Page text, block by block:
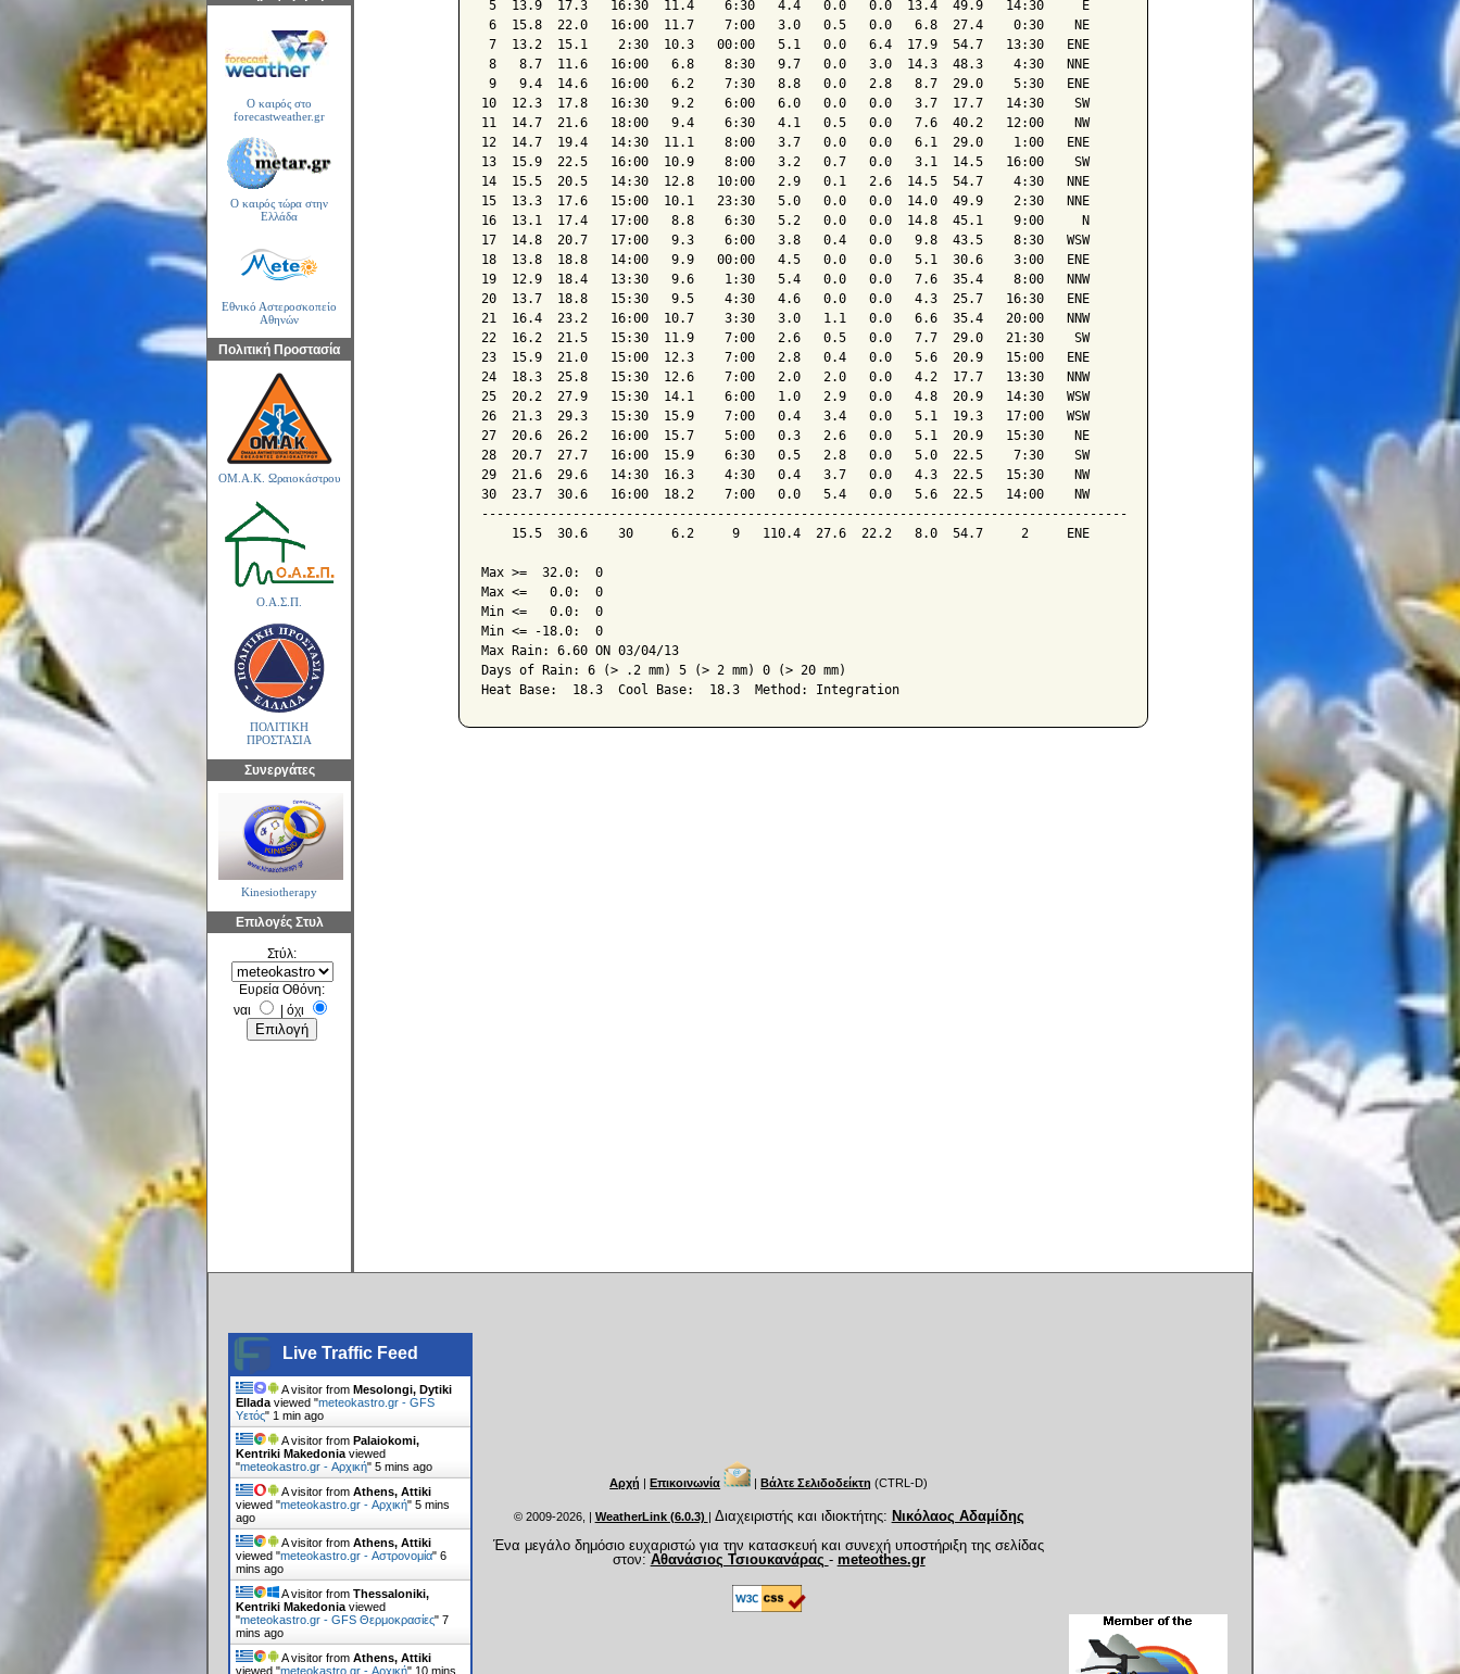
Ο καιρός στο
forecastweather.gr
Ο καιρός τώρα στην
Ελλάδα
Εθνικό Αστεροσκοπείο
Αθηνών
Πολιτική Προστασία
ΟΜ.Α.Κ. Ωραιοκάστρου
Ο.Α.Σ.Π.
ΠΟΛΙΤΙΚΗ
ΠΡΟΣΤΑΣΙΑ
Συνεργάτες
Kinesiotherapy
Επιλογές Στυλ
Στύλ:
Ευρεία Οθόνη:
ναι
όχι
5  13.9  17.3   16:30  11.4    6:30   4.4   0.0   0.0  13.4  49.9   14:30     E
6  15.8  22.0   16:00  11.7    7:00   3.0   0.5   0.0   6.8  27.4    0:30    NE
7  13.2  15.1    2:30  10.3   00:00   5.1   0.0   6.4  17.9  54.7   13:30   ENE
8   8.7  11.6   16:00   6.8    8:30   9.7   0.0   3.0  14.3  48.3    4:30   NNE
9   9.4  14.6   16:00   6.2    7:30   8.8   0.0   2.8   8.7  29.0    5:30   ENE
10  12.3  17.8   16:30   9.2    6:00   6.0   0.0   0.0   3.7  17.7   14:30    SW
11  14.7  21.6   18:00   9.4    6:30   4.1   0.5   0.0   7.6  40.2   12:00    NW
12  14.7  19.4   14:30  11.1    8:00   3.7   0.0   0.0   6.1  29.0    1:00   ENE
13  15.9  22.5   16:00  10.9    8:00   3.2   0.7   0.0   3.1  14.5   16:00    SW
14  15.5  20.5   14:30  12.8   10:00   2.9   0.1   2.6  14.5  54.7    4:30   NNE
15  13.3  17.6   15:00  10.1   23:30   5.0   0.0   0.0  14.0  49.9    2:30   NNE
16  13.1  17.4   17:00   8.8    6:30   5.2   0.0   0.0  14.8  45.1    9:00     N
17  14.8  20.7   17:00   9.3    6:00   3.8   0.4   0.0   9.8  43.5    8:30   WSW
18  13.8  18.8   14:00   9.9   00:00   4.5   0.0   0.0   5.1  30.6    3:00   ENE
19  12.9  18.4   13:30   9.6    1:30   5.4   0.0   0.0   7.6  35.4    8:00   NNW
20  13.7  18.8   15:30   9.5    4:30   4.6   0.0   0.0   4.3  25.7   16:30   ENE
21  16.4  23.2   16:00  10.7    3:30   3.0   1.1   0.0   6.6  35.4   20:00   NNW
22  16.2  21.5   15:30  11.9    7:00   2.6   0.5   0.0   7.7  29.0   21:30    SW
23  15.9  21.0   15:00  12.3    7:00   2.8   0.4   0.0   5.6  20.9   15:00   ENE
24  18.3  25.8   15:30  12.6    7:00   2.0   2.0   0.0   4.2  17.7   13:30   NNW
25  20.2  27.9   15:30  14.1    6:00   1.0   2.9   0.0   4.8  20.9   14:30   WSW
26  21.3  29.3   15:30  15.9    7:00   0.4   3.4   0.0   5.1  19.3   17:00   WSW
27  20.6  26.2   16:00  15.7    5:00   0.3   2.6   0.0   5.1  20.9   15:30    NE
28  20.7  27.7   16:00  15.9    6:30   0.5   2.8   0.0   5.0  22.5    7:30    SW
29  21.6  29.6   14:30  16.3    4:30   0.4   3.7   0.0   4.3  22.5   15:30    NW
30  23.7  30.6   16:00  18.2    7:00   0.0   5.4   0.0   5.6  22.5   14:00    NW
-------------------------------------------------------------------------------------
    15.5  30.6    30     6.2     9   110.4  27.6  22.2   8.0  54.7     2     ENE
Max >=  32.0:  0
Max <=   0.0:  0
Min <=   0.0:  0
Min <= -18.0:  0
Max Rain: 6.60 ON 03/04/13
Days of Rain: 6 (> .2 mm) 5 (> 2 mm) 0 (> 20 mm)
Live Traffic Feed
A visitor fromMesolongi, Dytiki
Ellada viewed "meteokastro.gr - GFS
Υετός" 1 min ago
A visitor fromPalaiokomi,
Kentriki Makedonia viewed
"meteokastro.gr - Αρχική"5 mins ago
A visitor fromAthens, Attiki
viewed "meteokastro.gr - Αρχική"5 mins
ago
A visitor fromAthens, Attiki
viewed "meteokastro.gr - Αστρονομία"6
mins ago
A visitor fromThessaloniki,
Kentriki Makedonia viewed
"meteokastro.gr - GFS Θερμοκρασίες"7
mins ago
A visitor fromAthens, Attiki
viewed "meteokastro.gr - Αρχική" 10 mins
Αρχή |Επικοινωνία |Βάλτε Σελιδοδείκτη (CTRL-D)
© 2009-2026, | WeatherLink (6.0.3) | Διαχειριστής και ιδιοκτήτης: Νικόλαος Αδαμίδης
Ένα μεγάλο δημόσιο ευχαριστώ για την κατασκευή και συνεχή υποστήριξη της σελίδας
στον: Αθανάσιος Τσιουκανάρας - meteothes.gr